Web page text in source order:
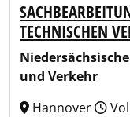
TECHNISCHEN
und Verkehr
Hannover